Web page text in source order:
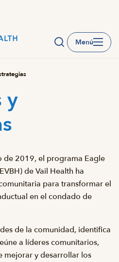
Menú
y
de 2019, el programa Eagle
de Vail Health ha
para transformar el
en el condado de
de la comunidad, identifica
a líderes comunitarios,
mejorar y desarrollar los